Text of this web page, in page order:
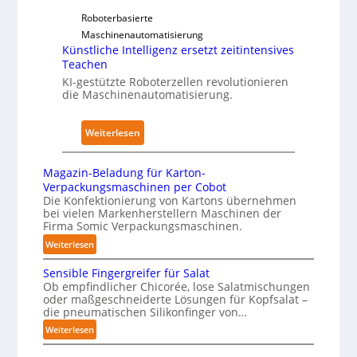
c
l
A
n
k
e
h
a
u
u
w
i
k
u
g
e
n
v
n
P
h
y
i
Roboterbasierte
Maschinenautomatisierung
Künstliche Intelligenz ersetzt zeitintensives
Teachen
KI-gestützte Roboterzellen revolutionieren
die Maschinenautomatisierung.
Weiterlesen
K
n
s
t
l
c
h
e
I
t
Magazin-Beladung für Karton-
Verpackungsmaschinen per Cobot
Die Konfektionierung von Kartons übernehmen
bei vielen Markenherstellern Maschinen der
Firma Somic Verpackungsmaschinen.
Weiterlesen:
M
a
g
a
z
i
Sensible Fingergreifer für Salat
Ob empfindlicher Chicorée, lose Salatmischungen
oder maßgeschneiderte Lösungen für Kopfsalat –
die pneumatischen Silikonfinger von…
Weiterlesen:
S